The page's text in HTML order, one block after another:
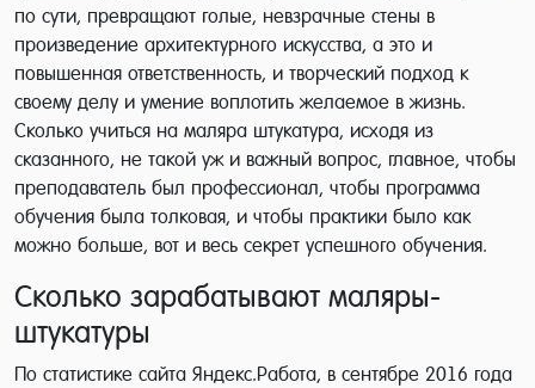
по сути, превращают голые, невзрачные стены в
произведение архитектурного искусства, а это и
повышенная ответственность, и творческий подход к
своему делу и умение воплотить желаемое в жизнь.
Сколько учиться на маляра штукатура, исходя из
сказанного, не такой уж и важный вопрос, главное, чтобы
преподаватель был профессионал, чтобы программа
обучения была толковая, и чтобы практики было как
можно больше, вот и весь секрет успешного обучения.
Сколько зарабатывают маляры-
штукатуры
По статистике сайта Яндекс.Работа, в сентябре 2016 года